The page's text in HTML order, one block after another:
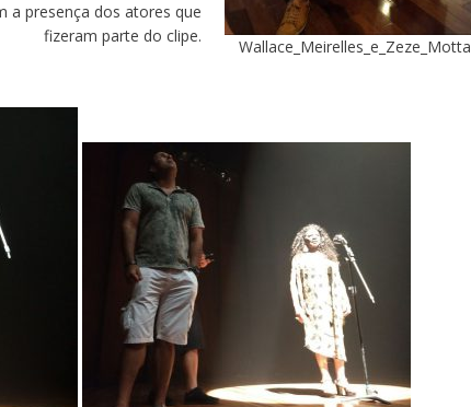
Wallace_Meirelles_e_Zeze_Motta
a presença dos atores que
fizeram parte do clipe.